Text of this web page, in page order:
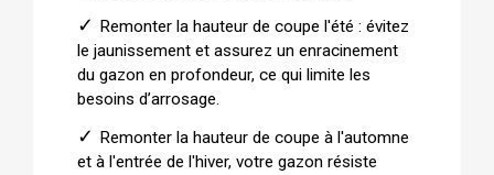
✓
Remonter la hauteur de coupe l'été : évitez
le jaunissement et assurez un enracinement
du gazon en profondeur, ce qui limite les
besoins d’arrosage.
✓ Remonter la hauteur de coupe à l'automne
et à l'entrée de l'hiver, votre gazon résiste